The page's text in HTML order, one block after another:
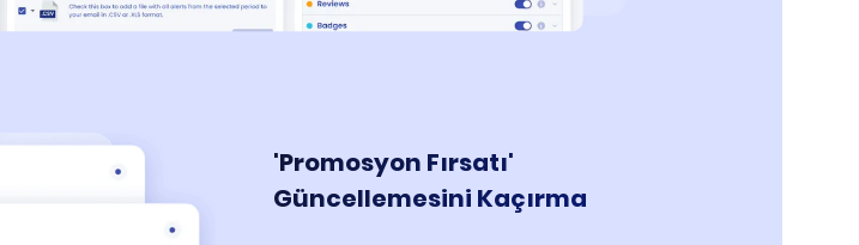
'Promosyon Fırsatı'
Güncellemesini Kaçırma